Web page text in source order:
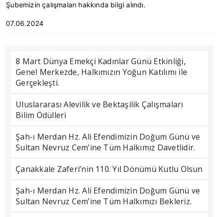
Şubemizin çalışmaları hakkında bilgi alındı.
07.06.2024
8 Mart Dünya Emekçi Kadınlar Günü Etkinliği,
Genel Merkezde, Halkımızın Yoğun Katılımı ile
Gerçekleşti.
Uluslararası Alevilik ve Bektaşilik Çalışmaları
Bilim Ödülleri
Şah-ı Merdan Hz. Ali Efendimizin Doğum Günü ve
Sultan Nevruz Cem’ine Tüm Halkımız Davetlidir.
Çanakkale Zaferi’nin 110. Yıl Dönümü Kutlu Olsun
Şah-ı Merdan Hz. Ali Efendimizin Doğum Günü ve
Sultan Nevruz Cem’ine Tüm Halkımızı Bekleriz.